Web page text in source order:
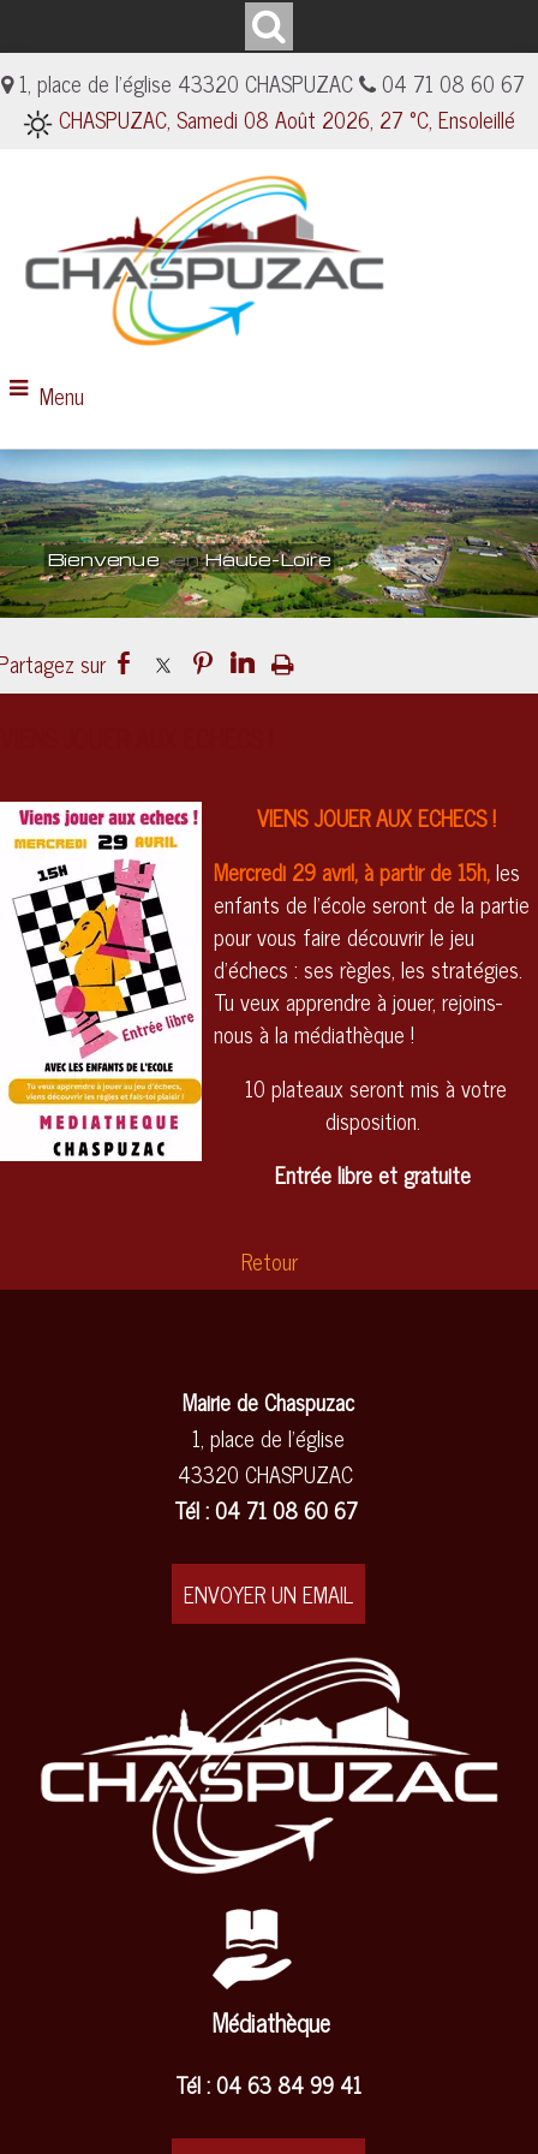
1, place de l'église 43320 CHASPUZAC
04 71 08 60 67
CHASPUZAC, Samedi 08 Août 2026, 27 °C, Ensoleillé
Menu
BienvenueenHaute-Loire
Un lieuculturelouvert sur le
VIENS JOUER AUX ECHECS !
Mercredi 29 avril, à partir de 15h,les
enfants de l'école seront de la partie
pour vous faire découvrir le jeu
d'échecs : ses règles, les stratégies.
Tu veux apprendre à jouer, rejoins-
nous à la médiathèque !
10 plateaux seront mis à votre
disposition.
Entrée libre et gratuite
Retour
Mairie de Chaspuzac
1, place de l'église
43320 CHASPUZAC
Tél : 04 71 08 60 67
ENVOYER UN EMAIL
Médiathèque
Tél : 04 63 84 99 41